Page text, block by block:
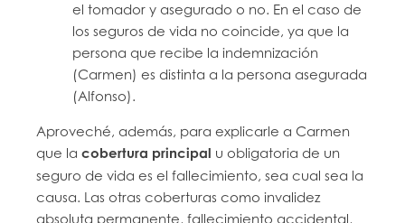
el tomador y asegurado o no. En el caso de
los seguros de vida no coincide, ya que la
persona que recibe la indemnización
(Carmen) es distinta a la persona asegurada
(Alfonso).
Aproveché, además, para explicarle a Carmen
que lacobertura principal u obligatoria de un
seguro de vida es el fallecimiento, sea cual sea la
causa. Las otras coberturas como invalidez
absoluta permanente, fallecimiento accidental,